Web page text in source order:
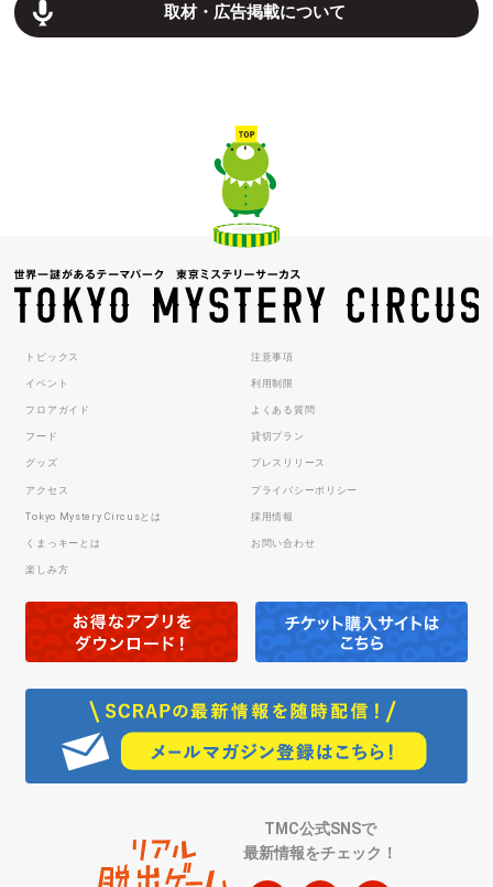
取材・広告掲載について
トピックス
イベント
フロアガイド
フード
グッズ
アクセス
Tokyo Mystery Circusとは
くまっキーとは
楽しみ方
注意事項
利用制限
よくある質問
貸切プラン
プレスリリース
プライバシーポリシー
採用情報
お問い合わせ
TMC公式SNSで
最新情報をチェック！